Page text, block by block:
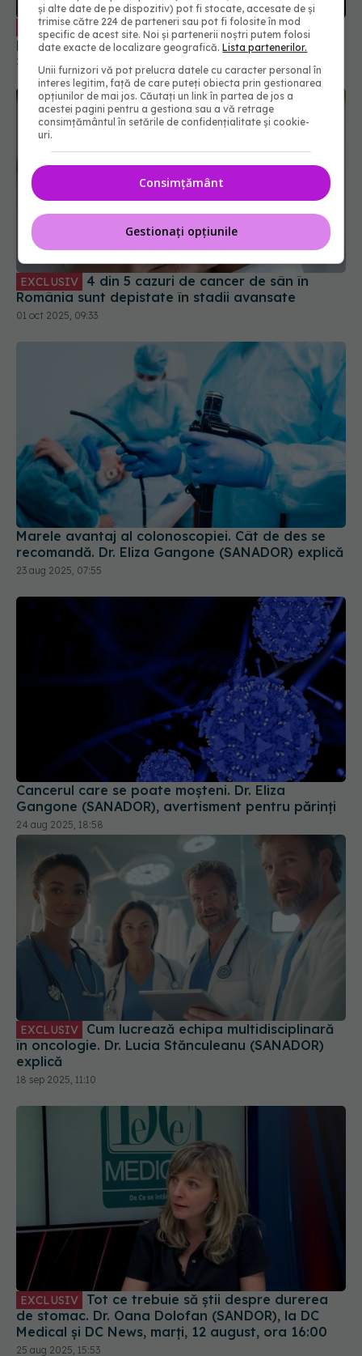
EXCLUSIV Cum aleg medicii tratamentul care îți
poate salva viața în cancer
28 iun 2025, 22:41
EXCLUSIV 4 din 5 cazuri de cancer de sân în
România sunt depistate în stadii avansate
01 oct 2025, 09:33
Marele avantaj al colonoscopiei. Cât de des se
recomandă. Dr. Eliza Gangone (SANADOR) explică
23 aug 2025, 07:55
Cancerul care se poate moșteni. Dr. Eliza
Gangone (SANADOR), avertisment pentru părinți
24 aug 2025, 18:58
EXCLUSIV Cum lucrează echipa multidisciplinară
în oncologie. Dr. Lucia Stănculeanu (SANADOR)
explică
18 sep 2025, 11:10
EXCLUSIV Tot ce trebuie să știi despre durerea
de stomac. Dr. Oana Dolofan (SANDOR), la DC
Medical și DC News, marți, 12 august, ora 16:00
25 aug 2025, 15:53
și alte date de pe dispozitiv) pot fi stocate, accesate de și
trimise către 224 de parteneri sau pot fi folosite în mod
specific de acest site. Noi și partenerii noștri putem folosi
date exacte de localizare geografică.Lista partenerilor.
Unii furnizori vă pot prelucra datele cu caracter personal în
interes legitim, față de care puteți obiecta prin gestionarea
opțiunilor de mai jos. Căutați un link în partea de jos a
acestei pagini pentru a gestiona sau a vă retrage
consimțământul în setările de confidențialitate și cookie-
uri.
Consimțământ
Gestionați opțiunile